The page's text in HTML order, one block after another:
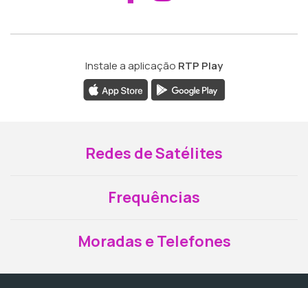
Instale a aplicação RTP Play
Redes de Satélites
Frequências
Moradas e Telefones